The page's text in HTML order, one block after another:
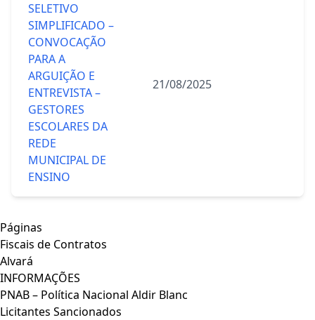
SELETIVO
SIMPLIFICADO –
CONVOCAÇÃO
PARA A
ARGUIÇÃO E
ENTREVISTA –
GESTORES
ESCOLARES DA
REDE
MUNICIPAL DE
ENSINO
21/08/2025
Páginas
Fiscais de Contratos
Alvará
INFORMAÇÕES
PNAB – Política Nacional Aldir Blanc
Licitantes Sancionados